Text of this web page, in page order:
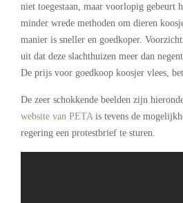
niet toegestaan, maar voorlopig gebeurt
minder wrede methoden om dieren
manier is sneller en goedkoper.
uit dat deze slachthuizen meer dan
De prijs voor goedkoop koosjer vlees,
De zeer schokkende beelden zijn
website van PETA is tevens de
regering een protestbrief te sturen.